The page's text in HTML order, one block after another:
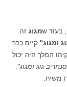
בעוד שמגוג זה
ומגוג" קיים כבר
המלך היה יכול
גוג ומגוג"
משיח.